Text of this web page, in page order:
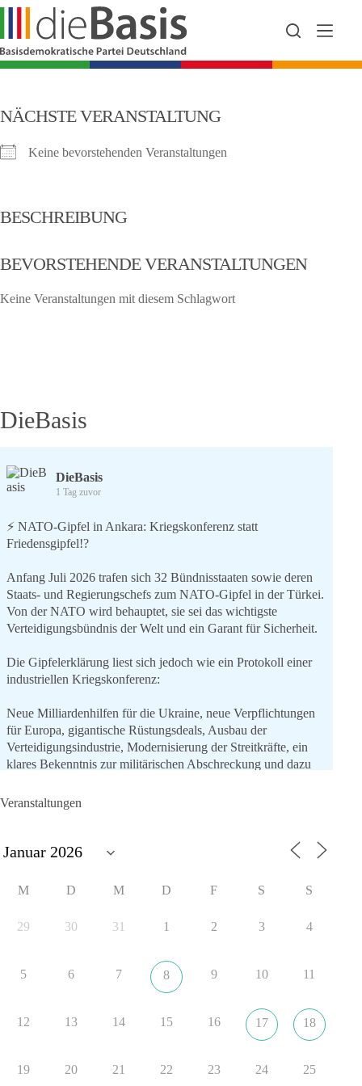
Zum
springen
NÄCHSTE VERANSTALTUNG
Keine bevorstehenden Veranstaltungen
BESCHREIBUNG
BEVORSTEHENDE VERANSTALTUNGEN
Keine Veranstaltungen mit diesem Schlagwort
DieBasis
DieBasis
1 Tag zuvor
⚡️ NATO-Gipfel in Ankara: Kriegskonferenz statt
Friedensgipfel!?
Anfang Juli 2026 trafen sich 32 Bündnisstaaten sowie deren
Staats- und Regierungschefs zum NATO-Gipfel in der Türkei.
Von der NATO wird behauptet, sie sei das wichtigste
Verteidigungsbündnis der Welt und ein Garant für Sicherheit.
Die Gipfelerklärung liest sich jedoch wie ein Protokoll einer
industriellen Kriegskonferenz:
Neue Milliardenhilfen für die Ukraine, neue Verpflichtungen
für Europa, gigantische Rüstungsdeals, Ausbau der
Verteidigungsindustrie, Modernisierung der Streitkräfte, ein
klares Bekenntnis zur militärischen Abschreckung und dazu
nach Friedenspolitik klingt, wird niemals Sicherheit schaffen,
https://www.tagesschau.de/ausland/asien/nato-
#Sicherheit
Veranstaltungen
M D M D F S S
29 30 31 1 2 3 4
5 6 7 8 9 10 11
12 13 14 15 16 17 18
19 20 21 22 23 24 25